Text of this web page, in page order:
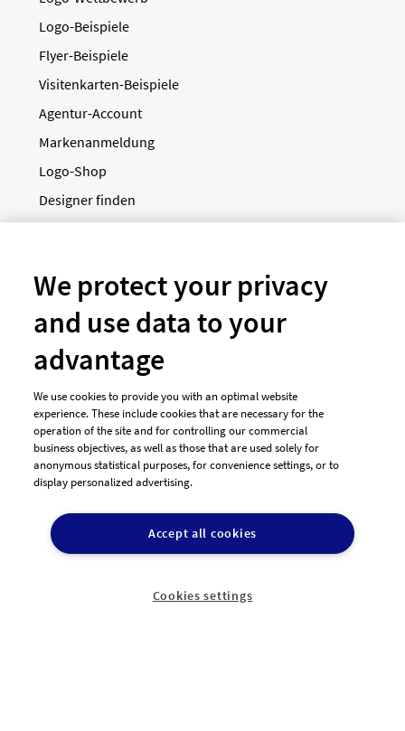
Logo-Beispiele
Flyer-Beispiele
Visitenkarten-Beispiele
Agentur-Account
Markenanmeldung
Logo-Shop
Designer finden
Grafikdesigner in der Nähe
Über designenlassen.de
Blog
Presse
Unsere Partner
Als Designer mitmachen
Kontakt & Hilfe
E-Mail
We protect your privacy
and use data to your
advantage
We use cookies to provide you with an optimal website
experience. These include cookies that are necessary for the
operation of the site and for controlling our commercial
business objectives, as well as those that are used solely for
anonymous statistical purposes, for convenience settings, or to
display personalized advertising.
Accept all cookies
Cookies settings